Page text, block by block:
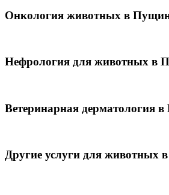
Онкология животных в
Нефрология для животных в
Ветеринарная дерматология
Другие услуги для животных